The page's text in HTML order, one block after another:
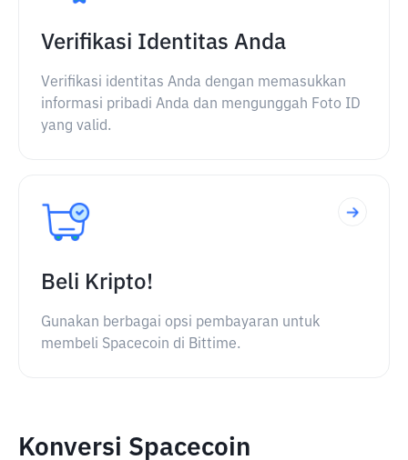
Verifikasi Identitas Anda
Verifikasi identitas Anda dengan memasukkan
informasi pribadi Anda dan mengunggah Foto ID
yang valid.
Beli Kripto!
Gunakan berbagai opsi pembayaran untuk
membeli Spacecoin di Bittime.
Konversi Spacecoin